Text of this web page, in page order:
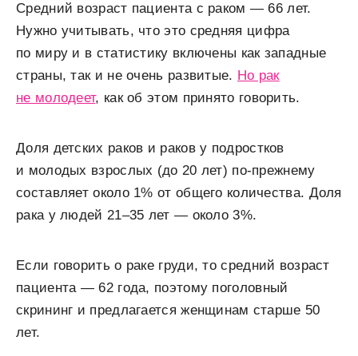
Средний возраст пациента с раком — 66 лет.
Нужно учитывать, что это средняя цифра
по миру и в статистику включены как западные
страны, так и не очень развитые. Но рак
не молодеет, как об этом принято говорить.
Доля детских раков и раков у подростков
и молодых взрослых (до 20 лет) по-прежнему
составляет около 1% от общего количества. Доля
рака у людей 21–35 лет — около 3%.
Если говорить о раке груди, то средний возраст
пациента — 62 года, поэтому поголовный
скрининг и предлагается женщинам старше 50
лет.